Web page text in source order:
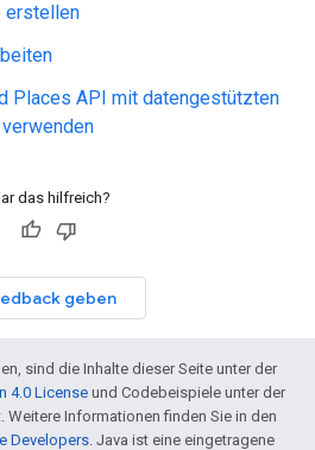
erstellen
Places API mit datengestützten
das hilfreich?
geben
sind die Inhalte dieser Seite unter der
4.0 License und Codebeispiele unter der
Weitere Informationen finden Sie in den
Developers. Java ist eine eingetragene